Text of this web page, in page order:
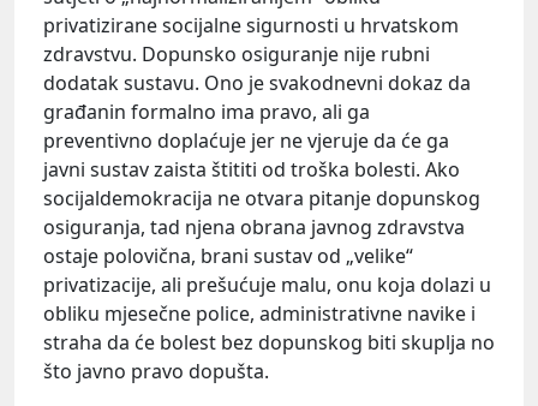
privatizirane socijalne sigurnosti u hrvatskom
zdravstvu. Dopunsko osiguranje nije rubni
dodatak sustavu. Ono je svakodnevni dokaz da
građanin formalno ima pravo, ali ga
preventivno doplaćuje jer ne vjeruje da će ga
javni sustav zaista štititi od troška bolesti. Ako
socijaldemokracija ne otvara pitanje dopunskog
osiguranja, tad njena obrana javnog zdravstva
ostaje polovična, brani sustav od „velike“
privatizacije, ali prešućuje malu, onu koja dolazi u
obliku mjesečne police, administrativne navike i
straha da će bolest bez dopunskog biti skuplja no
što javno pravo dopušta.